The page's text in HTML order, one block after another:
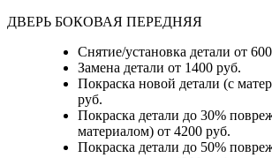
ДВЕРЬ БОКОВАЯ ПЕРЕДНЯЯ
Снятие/установка детали от
Замена детали от 1400 руб.
Покраска новой детали (с
руб.
Покраска детали до 30%
материалом) от 4200 руб.
Покраска детали до 50%